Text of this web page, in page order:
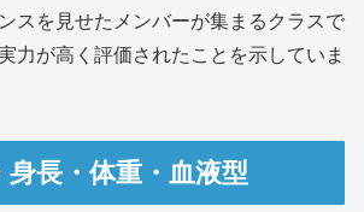
スを見せたメンバーが集まるクラスで
力が高く評価されたことを示していま
身長・体重・血液型